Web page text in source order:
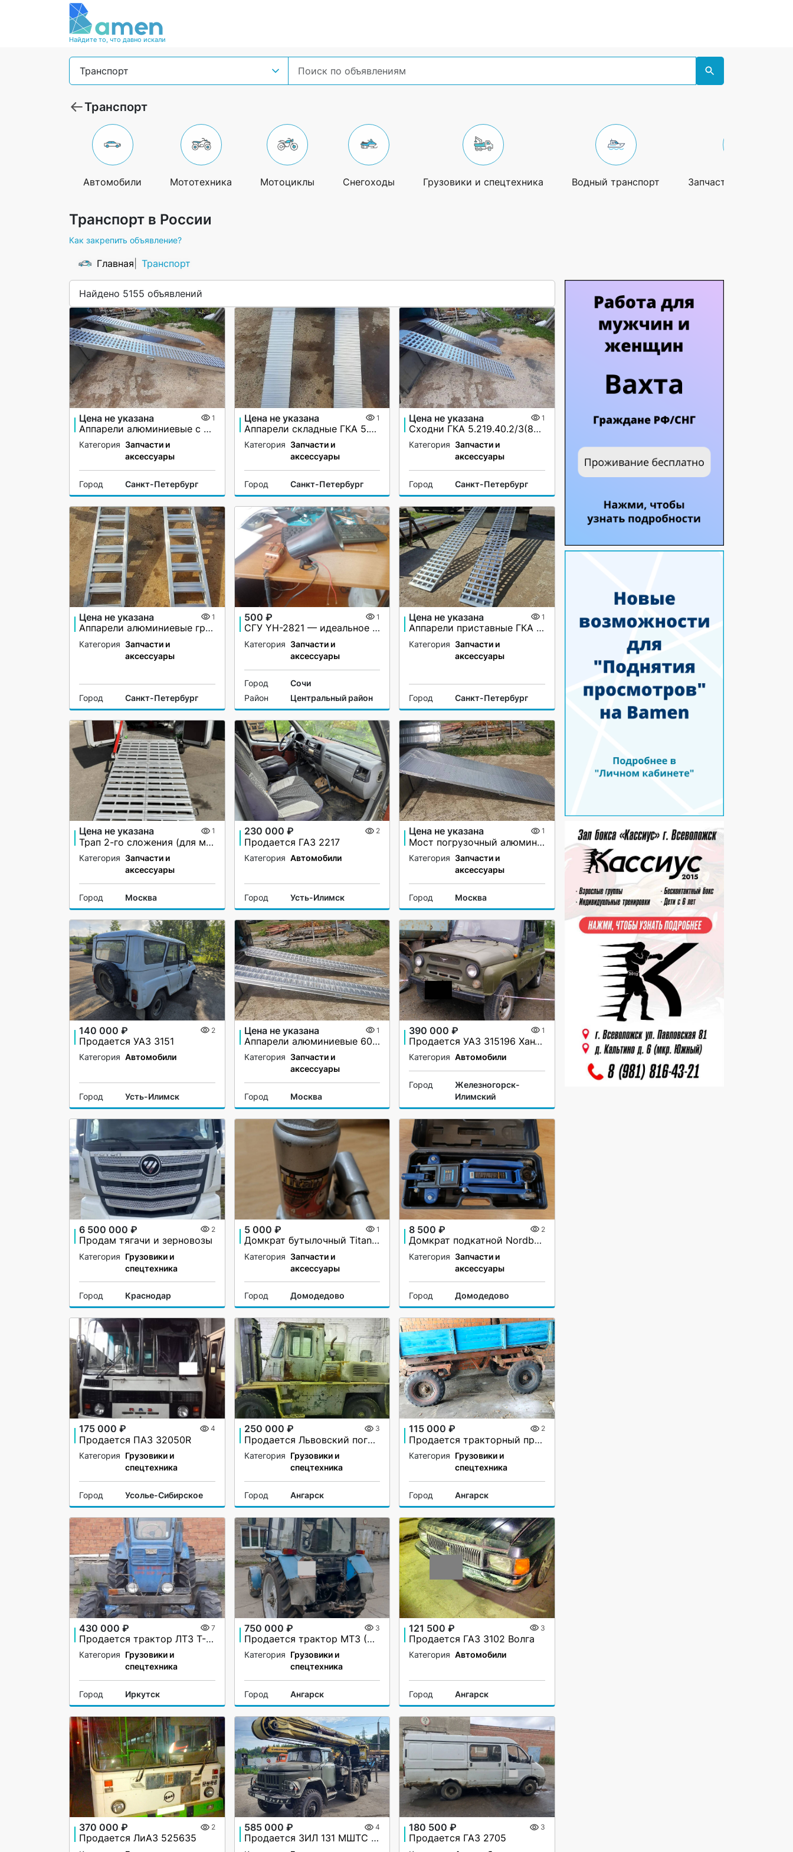
Найдите то, что давно искали
Транспорт
Транспорт
Автомобили Мототехника Мотоциклы Снегоходы Грузовики и спецтехника Водный транспорт Запчасти и
Транспорт в России
Как закрепить объявление?
Главная Транспорт
Найдено 5155 объявлений
Цена не указана 1
Аппарели алюминиевые с бортами
Категория Запчасти и
аксессуары
Город Санкт-Петербург
Цена не указана 1
Аппарели складные ГКА 5.225.28.2/1(100%)СР
Категория Запчасти и
аксессуары
Город Санкт-Петербург
Цена не указана 1
Сходни ГКА 5.219.40.2/3(85%)Р
Категория Запчасти и
аксессуары
Город Санкт-Петербург
Цена не указана 1
Аппарели алюминиевые грузоподъёмность 2200 кг
Категория Запчасти и
аксессуары
Город Санкт-Петербург
500 ₽ 1
СГУ YH-2821 — идеальное решение для вашей автомашины!
Категория Запчасти и
аксессуары
Город
Сочи
Район
Центральный район
Цена не указана 1
Аппарели приставные ГКА 5.350.40 2/3
Категория Запчасти и
аксессуары
Город Санкт-Петербург
Цена не указана 1
Трап 2-го сложения (для мото-вездеходов) не поворотный
Категория Запчасти и
аксессуары
Город Москва
230 000 ₽ 2
Продается ГАЗ 2217
Категория Автомобили
Город Усть-Илимск
Цена не указана 1
Мост погрузочный алюминиевый
Категория Запчасти и
аксессуары
Город Москва
140 000 ₽ 2
Продается УАЗ 3151
Категория Автомобили
Город Усть-Илимск
Цена не указана 1
Аппарели алюминиевые 6000 кг
Категория Запчасти и
аксессуары
Город Москва
390 000 ₽ 1
Продается УАЗ 315196 Хантер
Категория Автомобили
Город
Железногорск-
Илимский
6 500 000 ₽ 2
Продам тягачи и зерновозы
Категория Грузовики и
спецтехника
Город Краснодар
5 000 ₽ 1
Домкрат бутылочный Titan 4т (180 — 350 мм)
Категория Запчасти и
аксессуары
Город Домодедово
8 500 ₽ 2
Домкрат подкатной Nordberg N3203EC, 3 тонны
Категория Запчасти и
аксессуары
Город Домодедово
175 000 ₽ 4
Продается ПАЗ 32050R
Категория Грузовики и
спецтехника
Город Усолье-Сибирское
250 000 ₽ 3
Продается Львовский погрузчи
Категория Грузовики и
спецтехника
Город Ангарск
115 000 ₽ 2
Продается тракторный прицеп 2ПТС-4
Категория Грузовики и
спецтехника
Город Ангарск
430 000 ₽ 7
Продается трактор ЛТЗ Т-40АМ
Категория Грузовики и
спецтехника
Город Иркутск
750 000 ₽ 3
Продается трактор МТЗ (Беларус) 82.1
Категория Грузовики и
спецтехника
Город Ангарск
121 500 ₽ 3
Продается ГАЗ 3102 Волга
Категория Автомобили
Город Ангарск
370 000 ₽ 2
Продается ЛиАЗ 525635
585 000 ₽ 4
Продается ЗИЛ 131 МШТС 2АМ
180 500 ₽ 3
Продается ГАЗ 2705